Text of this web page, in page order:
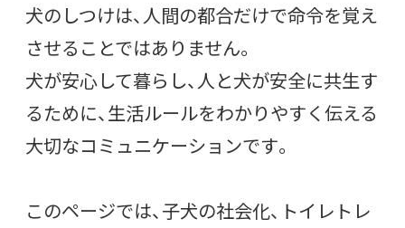
犬のしつけは、人間の都合だけで命令を覚え
させることではありません。
犬が安心して暮らし、人と犬が安全に共生す
るために、生活ルールをわかりやすく伝える
大切なコミュニケーションです。
このページでは、子犬の社会化、トイレトレ